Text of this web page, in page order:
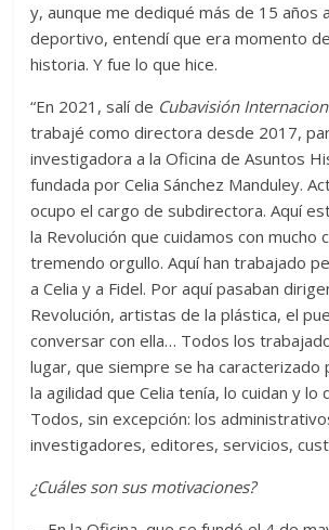
y, aunque me dediqué más de 15 años
deportivo, entendí que era momento
historia. Y fue lo que hice.
“En 2021, salí de Cubavisión
trabajé como directora desde 2017,
investigadora a la Oficina de Asuntos
fundada por Celia Sánchez Manduley.
ocupo el cargo de subdirectora. Aquí
la Revolución que cuidamos con mucho
tremendo orgullo. Aquí han trabajado
a Celia y a Fidel. Por aquí pasaban
Revolución, artistas de la plástica, el
conversar con ella… Todos los
lugar, que siempre se ha caracterizado
la agilidad que Celia tenía, lo cuidan y lo
Todos, sin excepción: los
investigadores, editores, servicios,
¿Cuáles son sus motivaciones?